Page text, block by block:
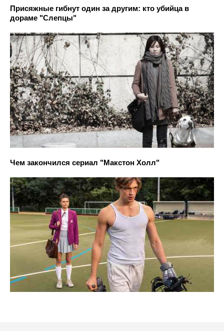
Присяжные гибнут один за другим: кто убийца в
дораме "Слепцы"
Чем закончился сериал "Макстон Холл"